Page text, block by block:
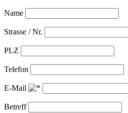
Name
Strasse / Nr.
PLZ
Telefon
E-Mail
Betreff